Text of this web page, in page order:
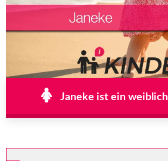
Janeke ist ein